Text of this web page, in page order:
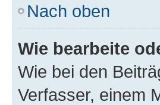
Nach oben
Wie bearbeite
Wie bei den
Verfasser, einem